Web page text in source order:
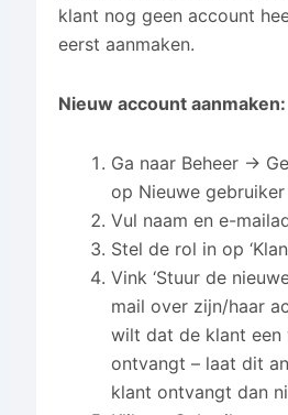
klant nog geen account
eerst aanmaken.
Nieuw account aanmaken:
Ga naar Beheer →
op Nieuwe
Vul naam en e-
Stel de rol in op
Vink ‘Stuur de
mail over zijn/haar
wilt dat de klant een
ontvangt – laat dit
klant ontvangt dan